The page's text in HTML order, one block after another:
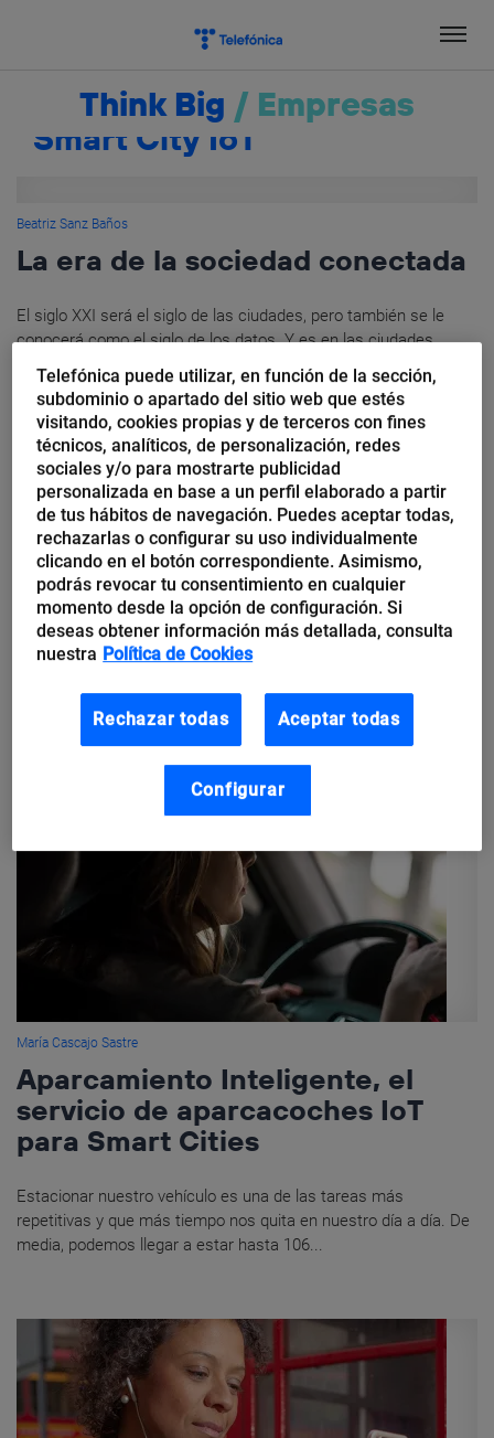
Think Big / Empresas
Smart City IoT
Beatriz Sanz Baños
La era de la sociedad conectada
El siglo XXI será el siglo de las ciudades, pero también se le
conocerá como el siglo de los datos. Y es en las ciudades
precisamente donde, buscando un...
María Cascajo Sastre
FIWARE, el estándar que
necesita el IoT
¿Qué es FIWARE? FIWARE es una iniciativa open
source (código abierto en español) que pretende impulsar la
creación de estándares necesarios para desarrollar
María Cascajo Sastre
Aparcamiento Inteligente, el
servicio de aparcacoches IoT
para Smart Cities
Estacionar nuestro vehículo es una de las tareas más
repetitivas y que más tiempo nos quita en nuestro día a día. De
media, podemos llegar a estar hasta 106...
Telefónica puede utilizar, en función de la sección,
subdominio o apartado del sitio web que estés
visitando, cookies propias y de terceros con fines
técnicos, analíticos, de personalización, redes
sociales y/o para mostrarte publicidad
personalizada en base a un perfil elaborado a partir
de tus hábitos de navegación. Puedes aceptar todas,
rechazarlas o configurar su uso individualmente
clicando en el botón correspondiente. Asimismo,
podrás revocar tu consentimiento en cualquier
momento desde la opción de configuración. Si
deseas obtener información más detallada, consulta
nuestra Política de Cookies
Rechazar todas Aceptar todas
Configurar